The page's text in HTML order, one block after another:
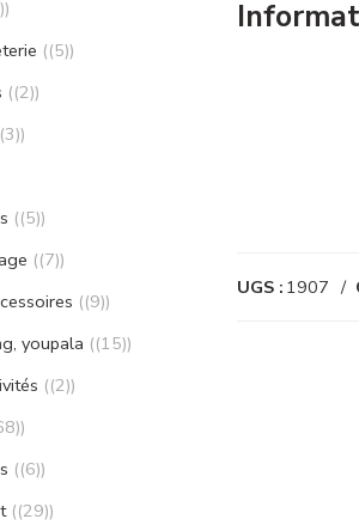
UGS : 1907
(5)
(2)
(3)
(5)
(7)
(9)
youpala
(15)
(2)
(6)
(29)